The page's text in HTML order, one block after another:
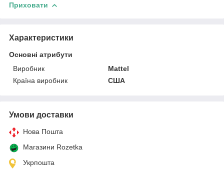
Приховати
Характеристики
Основні атрибути
Виробник
Mattel
Країна виробник
США
Умови доставки
Нова Пошта
Магазини Rozetka
Укрпошта